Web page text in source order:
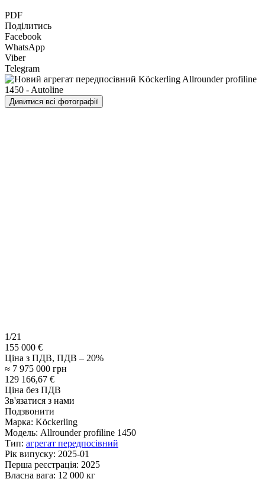
PDF
Поділитись
Facebook
WhatsApp
Viber
Telegram
Дивитися всі фотографії
1/21
155 000 €
Ціна з ПДВ, ПДВ – 20%
≈ 7 975 000 грн
129 166,67 €
Ціна без ПДВ
Зв'язатися з нами
Подзвонити
Марка: Köckerling
Модель: Allrounder profiline 1450
Тип: агрегат передпосівний
Рік випуску: 2025-01
Перша реєстрація: 2025
Власна вага: 12 000 кг